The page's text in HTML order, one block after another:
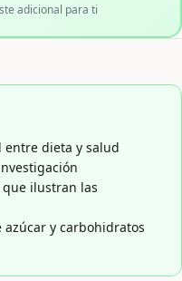
adicional para ti
entre dieta y salud
que ilustran las
y carbohidratos